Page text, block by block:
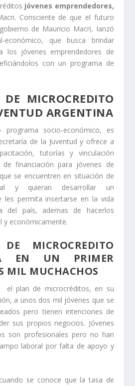
jóvenes emprendedores,
Consciente de que el futuro
de Mauricio Macri, lanzó
económico, que busca brindar
los jóvenes emprendedores de
con un programa de
MICROCREDITO
ARGENTINA
programa socio-económico, es
de la Juventud y ofrece a
tutorías y vinculación
financiación para jóvenes de
se encuentren en situación de
y quieran desarrollar un
les permita insertarse en la vida
del país, ademas de hacerlos
y económicamente.
DE MICROCREDITO
EN UN PRIMER
MIL MUCHACHOS
plan de microcréditos, en su
a unos dos mil jóvenes que se
pero tienen intenciones de
sus propios negocios. Jóvenes
son profesionales pero no han
laboral por falta de apoyo y
se conoce que la tasa de